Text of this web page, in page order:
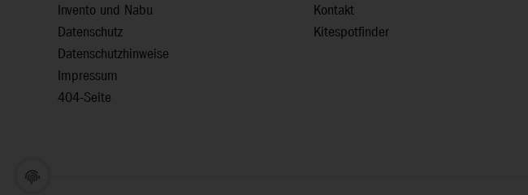
Invento und Nabu
Datenschutz
Datenschutzhinweise
Impressum
404-Seite
Kontakt
Kitespotfinder